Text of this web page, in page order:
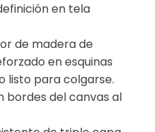
en tela
de madera de
en esquinas
listo para colgarse.
bordes del canvas al